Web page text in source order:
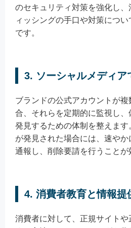
のセキュリティ対策を強化し
ィッシングの手口や対策につ
です。
3. ソーシャルメディア
ブランドの公式アカウントが
合、それらを定期的に監視し
発見するための体制を整えます
が発見された場合には、速や
通報し、削除要請を行うことが
4. 消費者教育と情報提
消費者に対して、正規サイト